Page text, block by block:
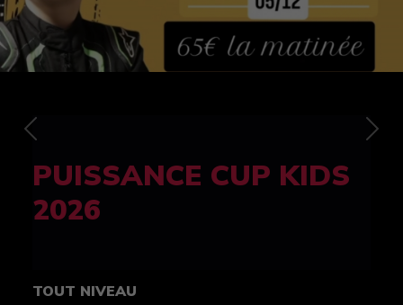
FELINE CUP 100%
féminine
TOUT NIVEAU
Previous Next